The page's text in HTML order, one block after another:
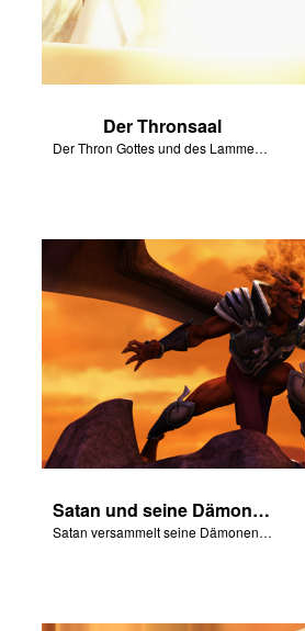
Der Thronsaal
Der Thron Gottes und des Lammes – Jesus – werden auf der Erde sein.
Satan und seine Dämonen
Satan versammelt seine Dämonen für die letzte Schlacht – Armageddon!